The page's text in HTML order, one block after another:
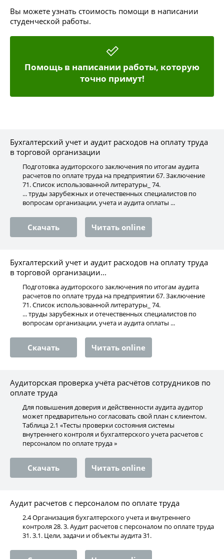
Вы можете узнать стоимость помощи в написании
студенческой работы.
Помощь в написании работы, которую
точно примут!
Бухгалтерский учет и аудит расходов на оплату труда
в торговой организации
Подготовка аудиторского заключения по итогам аудита
расчетов по оплате труда на предприятии 67. Заключение
71. Список использованной литературы_ 74.
... труды зарубежных и отечественных специалистов по
вопросам организации, учета и аудита оплаты ...
Скачать Читать online
Бухгалтерский учет и аудит расходов на оплату труда
в торговой организации...
Подготовка аудиторского заключения по итогам аудита
расчетов по оплате труда на предприятии 67. Заключение
71. Список использованной литературы_ 74.
... труды зарубежных и отечественных специалистов по
вопросам организации, учета и аудита оплаты ...
Скачать Читать online
Аудиторская проверка учёта расчётов сотрудников по
оплате труда
Для повышения доверия и действенности аудита аудитор
может предварительно согласовать свой план с клиентом.
Таблица 2.1 «Тесты проверки состояния системы
внутреннего контроля и бухгалтерского учета расчетов с
персоналом по оплате труда »
Скачать Читать online
Аудит расчетов с персоналом по оплате труда
2.4 Организация бухгалтерского учета и внутреннего
контроля 28. 3. Аудит расчетов с персоналом по оплате труда
31. 3.1. Цели, задачи и объекты аудита 31.